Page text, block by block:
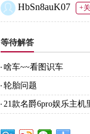
HbSn8auK07 +
等待解答
啥车~~看图识车
轮胎问题
21款名爵6pro娱乐主机